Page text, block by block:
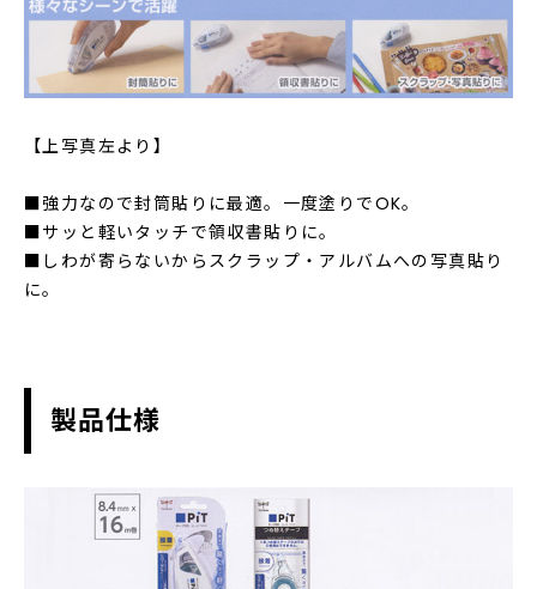
【上写真左より】
■強力なので封筒貼りに最適。一度塗りでOK。
■サッと軽いタッチで領収書貼りに。
■しわが寄らないからスクラップ・アルバムへの写真貼り
に。
製品仕様